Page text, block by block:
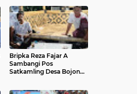
Bripka Reza Fajar A
Sambangi Pos
Satkamling Desa Bojong,